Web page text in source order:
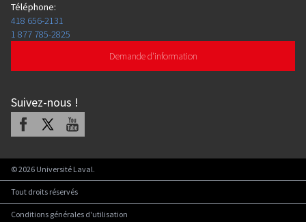
Téléphone:
418 656-2131
1 877 785-2825
Demande d'information
Suivez-nous !
Facebook Youtube
©2026 Université Laval.
Tout droits réservés
Conditions générales d'utilisation